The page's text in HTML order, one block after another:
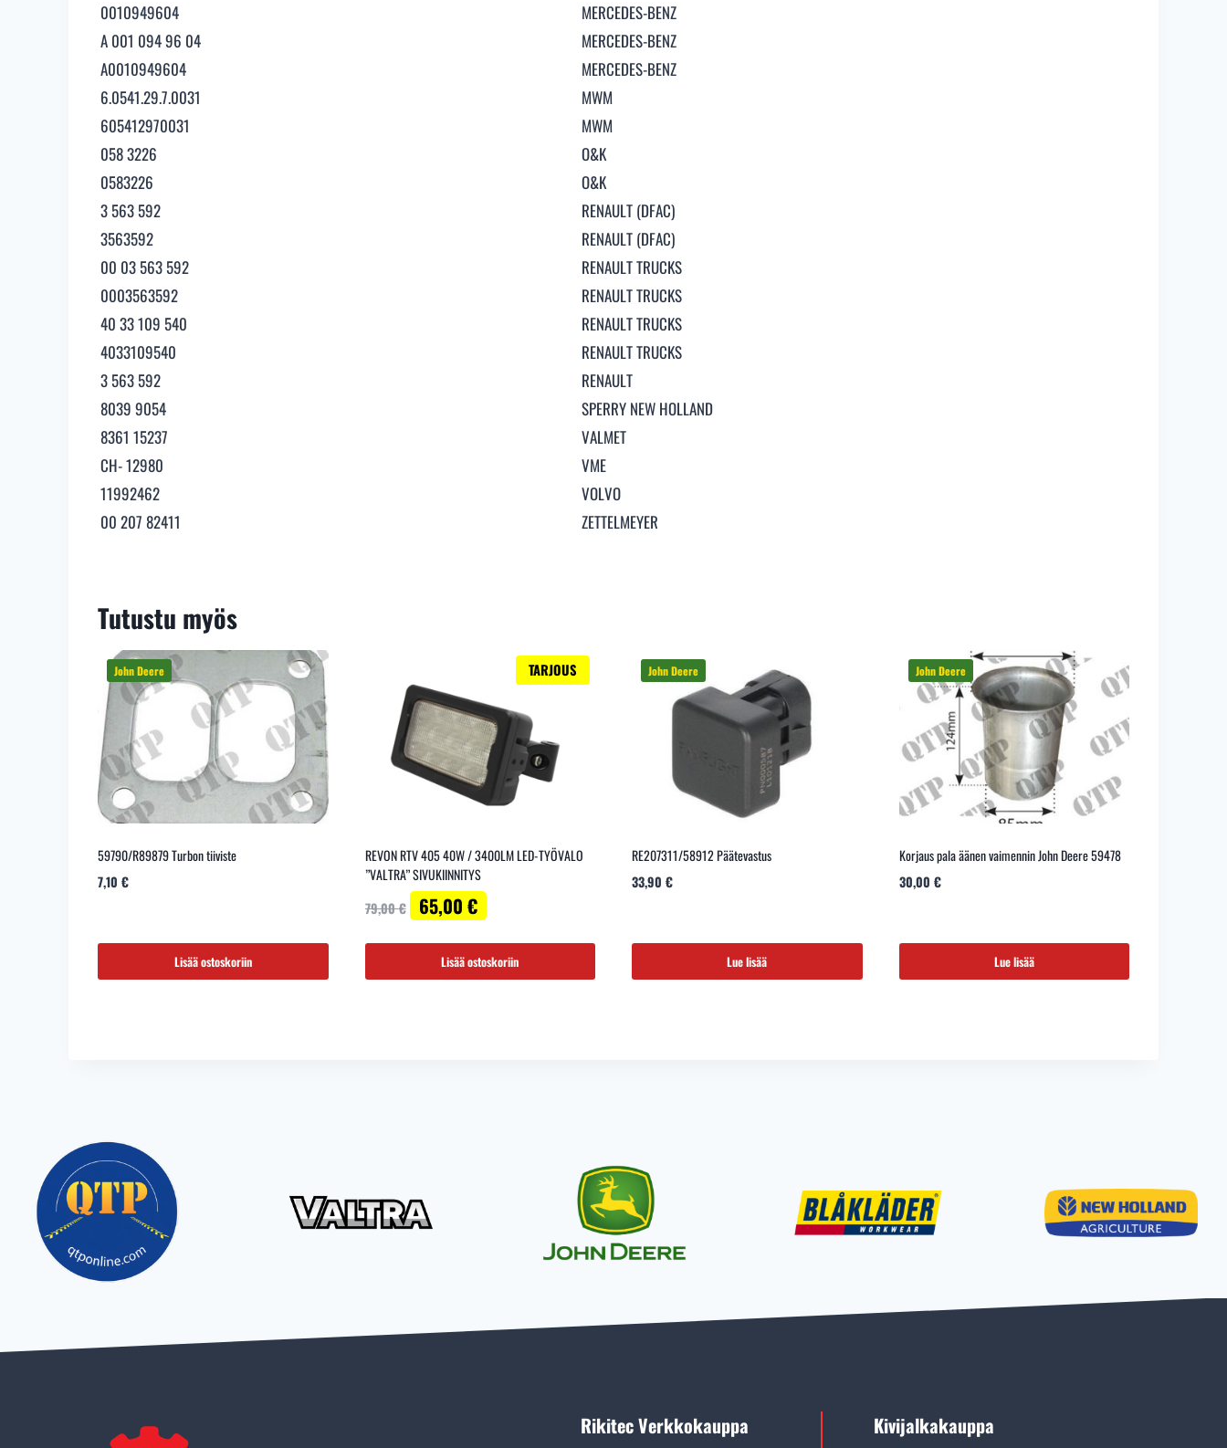
0010949604
MERCEDES-BENZ
A 001 094 96 04
MERCEDES-BENZ
A0010949604
MERCEDES-BENZ
6.0541.29.7.0031
MWM
605412970031
MWM
058 3226
O&K
0583226
O&K
3 563 592
RENAULT (DFAC)
3563592
RENAULT (DFAC)
00 03 563 592
RENAULT TRUCKS
0003563592
RENAULT TRUCKS
40 33 109 540
RENAULT TRUCKS
4033109540
RENAULT TRUCKS
3 563 592
RENAULT
8039 9054
SPERRY NEW HOLLAND
8361 15237
VALMET
CH- 12980
VME
11992462
VOLVO
00 207 82411
ZETTELMEYER
Tutustu myös
59790/R89879 Turbon tiiviste
7,10 €
Lisää ostoskoriin
TARJOUS
REVON RTV 405 40W / 3400LM LED-TYÖVALO
”VALTRA” SIVUKIINNITYS
79,00€ Alkuperäinen
hinta
oli:
79,00 €.
65,00 € Nykyinen
hinta
on:
65,00 €.
Lisää ostoskoriin
RE207311/58912 Päätevastus
33,90 €
Lue lisää
Korjaus pala äänen vaimennin John Deere 59478
30,00 €
Lue lisää
Rikitec Verkkokauppa Kivijalkakauppa